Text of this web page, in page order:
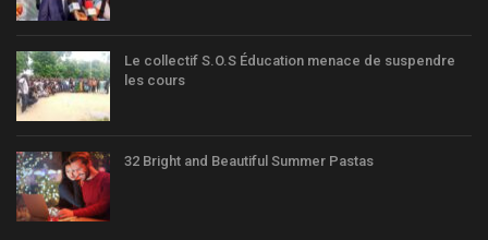
Le collectif S.O.S Éducation menace de suspendre
les cours
32 Bright and Beautiful Summer Pastas